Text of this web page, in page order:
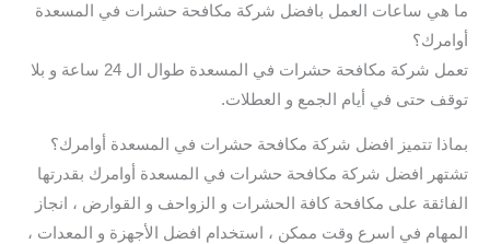
ما هي ساعات العمل بافضل شركة مكافحة حشرات في المسعدة
أوامرك؟
تعمل شركة مكافحة حشرات في المسعدة طوال ال 24 ساعة و بلا
توقف حتى في أيام الجمع و العطلات.
بماذا تتميز افضل شركة مكافحة حشرات في المسعدة أوامرك؟
تشتهر افضل شركة مكافحة حشرات في المسعدة أوامرك بقدرتها
الفائقة على مكافحة كافة الحشرات و الزواحف و القوارض ، انجاز
المهام في اسرع وقت ممكن ، استخدام افضل الأجهزة و المعدات ،